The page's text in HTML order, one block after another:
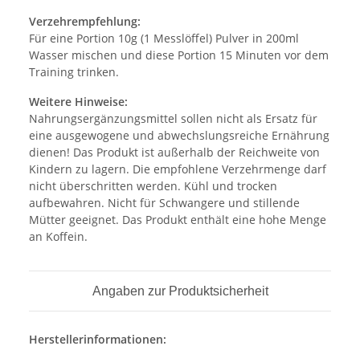
Verzehrempfehlung:
Für eine Portion 10g (1 Messlöffel) Pulver in 200ml
Wasser mischen und diese Portion 15 Minuten vor dem
Training trinken.
Weitere Hinweise:
Nahrungsergänzungsmittel sollen nicht als Ersatz für
eine ausgewogene und abwechslungsreiche Ernährung
dienen! Das Produkt ist außerhalb der Reichweite von
Kindern zu lagern. Die empfohlene Verzehrmenge darf
nicht überschritten werden. Kühl und trocken
aufbewahren. Nicht für Schwangere und stillende
Mütter geeignet. Das Produkt enthält eine hohe Menge
an Koffein.
Angaben zur Produktsicherheit
Herstellerinformationen: